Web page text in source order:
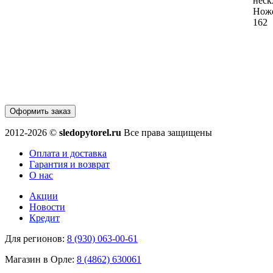
162
Оформить заказ
2012-2026 © sledopytorel.ru Все права защищены
Оплата и доставка
Гарантия и возврат
О нас
Акции
Новости
Кредит
Для регионов: 8 (930) 063-00-61
Магазин в Орле: 8 (4862) 630061